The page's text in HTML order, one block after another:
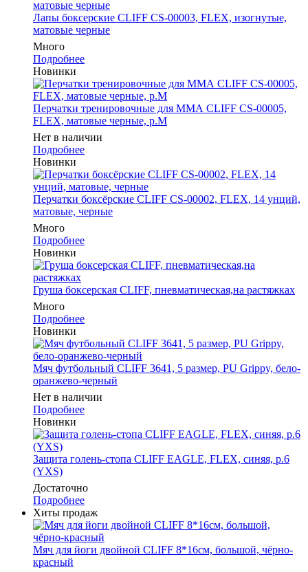
Лапы боксерские CLIFF CS-00003, FLEX, изогнутые,
матовые черные
Много
Подробнее
Новинки
Перчатки тренировочные для ММА CLIFF CS-00005,
FLEX, матовые черные, р.M
Нет в наличии
Подробнее
Новинки
Перчатки боксёрские CLIFF CS-00002, FLEX, 14 унций,
матовые, черные
Много
Подробнее
Новинки
Груша боксерская CLIFF, пневматическая,на растяжках
Много
Подробнее
Новинки
Мяч футбольный CLIFF 3641, 5 размер, PU Grippy, бело-
оранжево-черный
Нет в наличии
Подробнее
Новинки
Защита голень-стопа CLIFF EAGLE, FLEX, синяя, р.6
(YXS)
Достаточно
Подробнее
Хиты продаж
Мяч для йоги двойной CLIFF 8*16см, большой, чёрно-
красный